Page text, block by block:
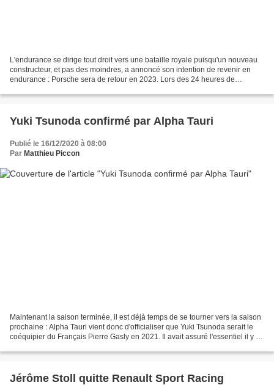
L'endurance se dirige tout droit vers une bataille royale puisqu'un nouveau
constructeur, et pas des moindres, a annoncé son intention de revenir en
endurance : Porsche sera de retour en 2023. Lors des 24 heures de
Yuki Tsunoda confirmé par Alpha Tauri
Publié le 16/12/2020 à 08:00
Par Matthieu Piccon
Maintenant la saison terminée, il est déjà temps de se tourner vers la saison
prochaine : Alpha Tauri vient donc d'officialiser que Yuki Tsunoda serait le
coéquipier du Français Pierre Gasly en 2021. Il avait assuré l'essentiel il y a
Jérôme Stoll quitte Renault Sport Racing